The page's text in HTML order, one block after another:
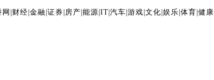
网 财经 金融 证券 房产 能源 IT| 汽车 游戏 文化 娱乐 体育 健康